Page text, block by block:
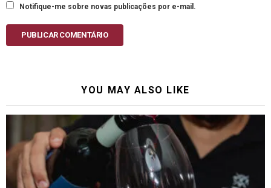
Notifique-me sobre novas publicações por e-mail.
PUBLICAR COMENTÁRIO
YOU MAY ALSO LIKE